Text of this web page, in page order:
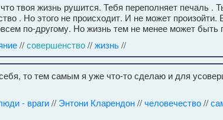
твоя жизнь рушится. Тебя переполняет печаль .
. Но этого не происходит. И не может произойти.
по-другому. Но жизнь тем не менее может быть
//совершенство//жизнь//
то тем самым я уже что-то сделаю и для
- враги// Энтони Кларендон//человечество//